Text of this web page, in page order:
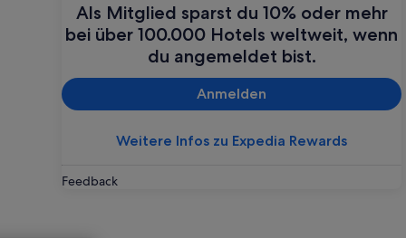
Als Mitglied sparst du 10% oder mehr
bei über 100.000 Hotels weltweit, wenn
du angemeldet bist.
Anmelden
Weitere Infos zu Expedia Rewards
Feedback